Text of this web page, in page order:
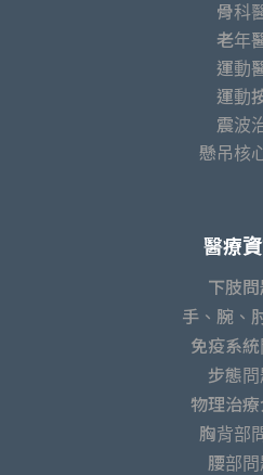
骨科
老年
運動
運動
震波
懸吊核
醫療
下肢
手、腕、
免疫系
步態問
物理治
胸背部
腰部問